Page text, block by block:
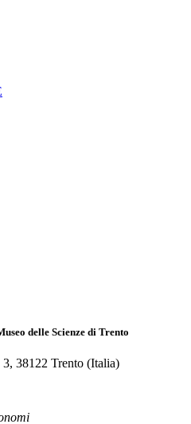
delle Scienze di Trento
38122 Trento (Italia)